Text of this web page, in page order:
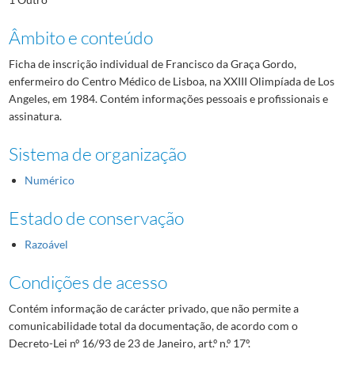
Âmbito e conteúdo
Ficha de inscrição individual de Francisco da Graça Gordo,
enfermeiro do Centro Médico de Lisboa, na XXIII Olimpíada de Los
Angeles, em 1984. Contém informações pessoais e profissionais e
assinatura.
Sistema de organização
Numérico
Estado de conservação
Razoável
Condições de acesso
Contém informação de carácter privado, que não permite a
comunicabilidade total da documentação, de acordo com o
Decreto-Lei nº 16/93 de 23 de Janeiro, art.º n.º 17º.